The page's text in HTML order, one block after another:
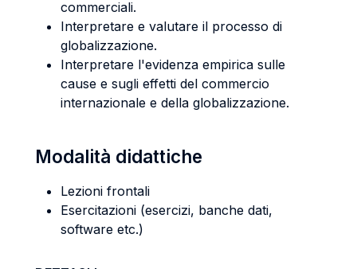
commerciali.
Interpretare e valutare il processo di
globalizzazione.
Interpretare l'evidenza empirica sulle
cause e sugli effetti del commercio
internazionale e della globalizzazione.
Modalità didattiche
Lezioni frontali
Esercitazioni (esercizi, banche dati,
software etc.)